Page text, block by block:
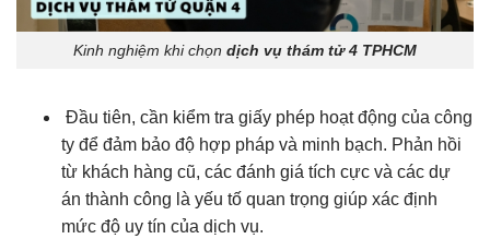
Kinh nghiệm khi chọn dịch vụ thám tử 4 TPHCM
Đầu tiên, cần kiểm tra giấy phép hoạt động của công
ty để đảm bảo độ hợp pháp và minh bạch. Phản hồi
từ khách hàng cũ, các đánh giá tích cực và các dự
án thành công là yếu tố quan trọng giúp xác định
mức độ uy tín của dịch vụ.